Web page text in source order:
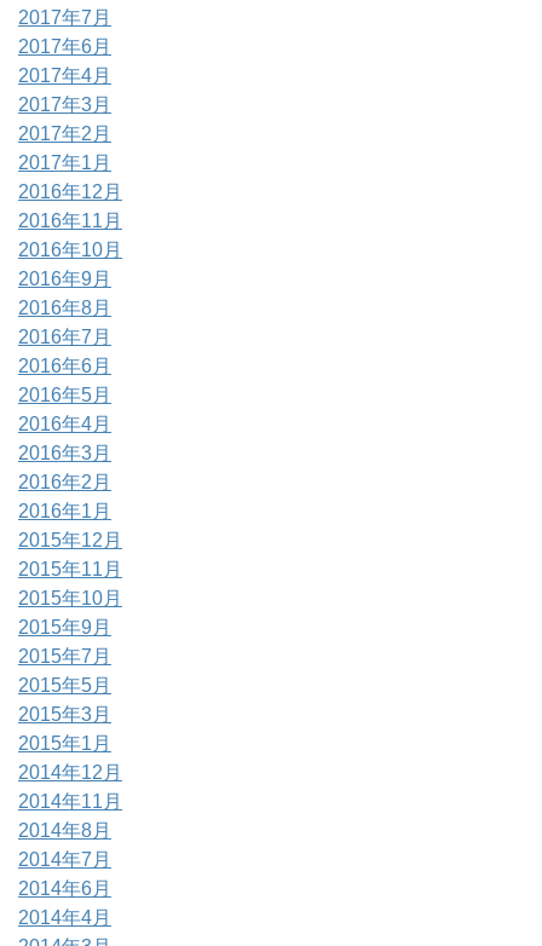
2017年7月
2017年6月
2017年4月
2017年3月
2017年2月
2017年1月
2016年12月
2016年11月
2016年10月
2016年9月
2016年8月
2016年7月
2016年6月
2016年5月
2016年4月
2016年3月
2016年2月
2016年1月
2015年12月
2015年11月
2015年10月
2015年9月
2015年7月
2015年5月
2015年3月
2015年1月
2014年12月
2014年11月
2014年8月
2014年7月
2014年6月
2014年4月